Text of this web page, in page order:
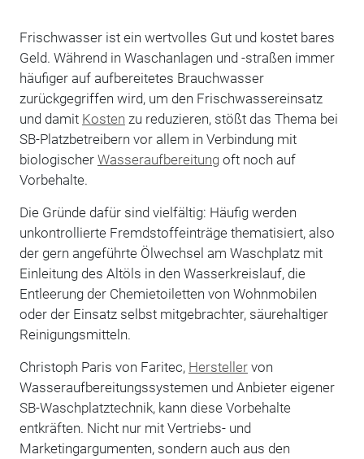
Frischwasser ist ein wertvolles Gut und kostet bares
Geld. Während in Waschanlagen und -straßen immer
häufiger auf aufbereitetes Brauchwasser
zurückgegriffen wird, um den Frischwassereinsatz
und damit Kosten zu reduzieren, stößt das Thema bei
SB-Platzbetreibern vor allem in Verbindung mit
biologischer Wasseraufbereitungoft noch auf
Vorbehalte.
Die Gründe dafür sind vielfältig: Häufig werden
unkontrollierte Fremdstoffeinträge thematisiert, also
der gern angeführte Ölwechsel am Waschplatz mit
Einleitung des Altöls in den Wasserkreislauf, die
Entleerung der Chemietoiletten von Wohnmobilen
oder der Einsatz selbst mitgebrachter, säurehaltiger
Reinigungsmitteln.
Christoph Paris von Faritec, Herstellervon
Wasseraufbereitungssystemen und Anbieter eigener
SB-Waschplatztechnik, kann diese Vorbehalte
entkräften. Nicht nur mit Vertriebs- und
Marketingargumenten, sondern auch aus den